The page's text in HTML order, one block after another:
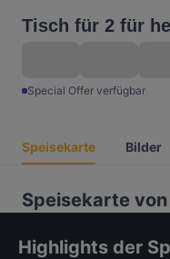
Tisch für 2 für
Special Offer verfügbar
Speisekarte Bilder
Speisekarte
Highlights der